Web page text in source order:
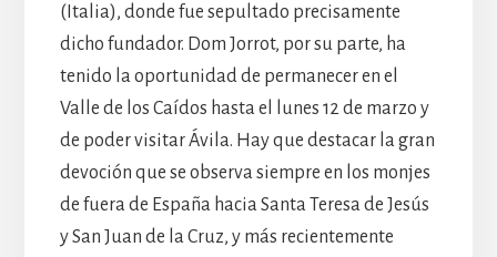
(Italia), donde fue sepultado precisamente
dicho fundador. Dom Jorrot, por su parte, ha
tenido la oportunidad de permanecer en el
Valle de los Caídos hasta el lunes 12 de marzo y
de poder visitar Ávila. Hay que destacar la gran
devoción que se observa siempre en los monjes
de fuera de España hacia Santa Teresa de Jesús
y San Juan de la Cruz, y más recientemente